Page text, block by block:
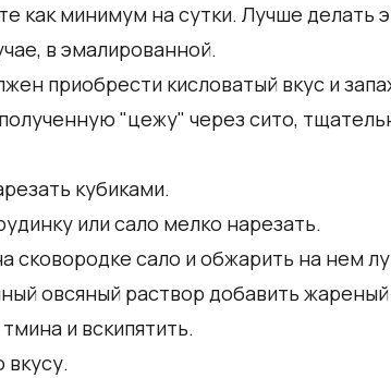
как минимум на сутки. Лучше делать
в эмалированной.
приобрести кисловатый вкус и
"цежу" через сито,
кубиками.
или сало мелко нарезать.
сковородке сало и обжарить на нем
овсяный раствор добавить
и вскипятить.
вкусу.